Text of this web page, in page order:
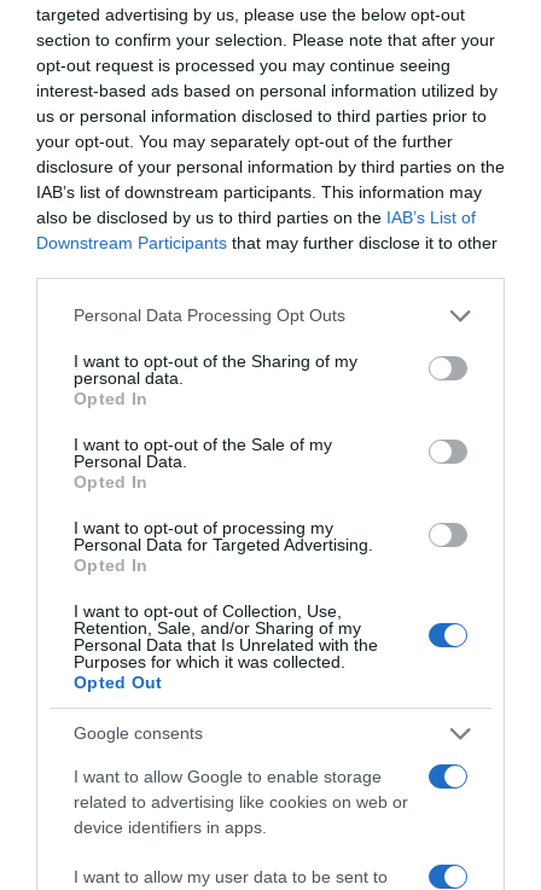
targeted advertising by us, please use the below opt-out
section to confirm your selection. Please note that after your
opt-out request is processed you may continue seeing
interest-based ads based on personal information utilized by
us or personal information disclosed to third parties prior to
your opt-out. You may separately opt-out of the further
disclosure of your personal information by third parties on the
IAB’s list of downstream participants. This information may
also be disclosed by us to third parties on the IAB’s List of
Downstream Participants that may further disclose it to other
Please note that this website/app uses one or more Google
not limited to your visit or usage behaviour. You may click to
grant or deny consent to Google and its third-party tags to
use your data for below specified purposes in below Google
consent section.
Personal Data Processing Opt Outs
I want to opt-out of the Sharing of my
personal data.
Opted In
I want to opt-out of the Sale of my
Personal Data.
Opted In
I want to opt-out of processing my
Personal Data for Targeted Advertising.
Opted In
I want to opt-out of Collection, Use,
Retention, Sale, and/or Sharing of my
Personal Data that Is Unrelated with the
Purposes for which it was collected.
Opted Out
Google consents
I want to allow Google to enable storage
related to advertising like cookies on web or
device identifiers in apps.
I want to allow my user data to be sent to
Címkék: boldogság
Korábbi bejegyzések
HASONLÓ BEJEGYZÉSEK